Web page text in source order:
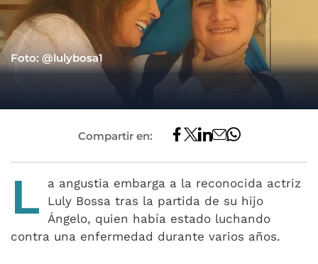
Foto: @lulybosa1
Compartir en:
L
a angustia embarga a la reconocida actriz
Luly Bossa tras la partida de su hijo
Ángelo, quien había estado luchando
contra una enfermedad durante varios años.